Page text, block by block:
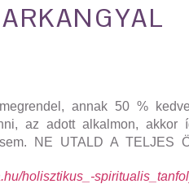
annak 50 %
az adott alkalmon,
NE UTALD A TELJES
holisztikus_-